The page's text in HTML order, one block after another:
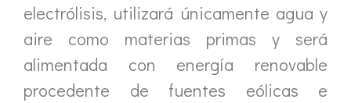
electrólisis, utilizará únicamente agua y
aire como materias primas y será
alimentada con energía renovable
procedente de fuentes eólicas e